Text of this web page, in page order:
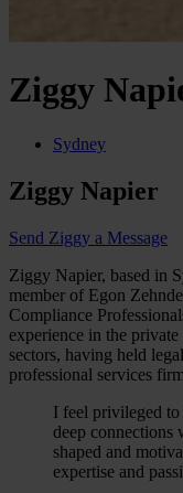
Ziggy
Sydney
Ziggy Napier
Send Ziggy a Message
Ziggy Napier, based in
member of Egon
Compliance
experience in the
sectors, having held
professional services
I feel privileged
deep connections
shaped and
expertise and